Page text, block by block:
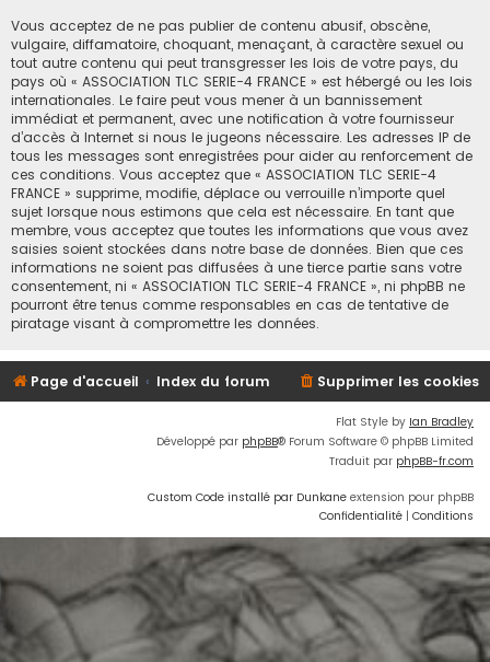
Vous acceptez de ne pas publier de contenu abusif, obscène,
vulgaire, diffamatoire, choquant, menaçant, à caractère sexuel ou
tout autre contenu qui peut transgresser les lois de votre pays, du
pays où « ASSOCIATION TLC SERIE-4 FRANCE » est hébergé ou les lois
internationales. Le faire peut vous mener à un bannissement
immédiat et permanent, avec une notification à votre fournisseur
d’accès à Internet si nous le jugeons nécessaire. Les adresses IP de
tous les messages sont enregistrées pour aider au renforcement de
ces conditions. Vous acceptez que « ASSOCIATION TLC SERIE-4
FRANCE » supprime, modifie, déplace ou verrouille n’importe quel
sujet lorsque nous estimons que cela est nécessaire. En tant que
membre, vous acceptez que toutes les informations que vous avez
saisies soient stockées dans notre base de données. Bien que ces
informations ne soient pas diffusées à une tierce partie sans votre
consentement, ni « ASSOCIATION TLC SERIE-4 FRANCE », ni phpBB ne
pourront être tenus comme responsables en cas de tentative de
piratage visant à compromettre les données.
Page d'accueil Index du forum Supprimer les cookies
Flat Style by Ian Bradley
Développé par phpBB® Forum Software © phpBB Limited
Traduit par phpBB-fr.com
Custom Code installé par Dunkane extension pour phpBB
Confidentialité | Conditions